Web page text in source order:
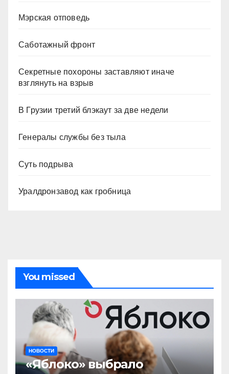
Мэрская отповедь
Саботажный фронт
Секретные похороны заставляют иначе
взглянуть на взрыв
В Грузии третий блэкаут за две недели
Генералы службы без тыла
Суть подрыва
Уралдронзавод как гробница
You missed
НОВОСТИ
«Яблоко» выбрало